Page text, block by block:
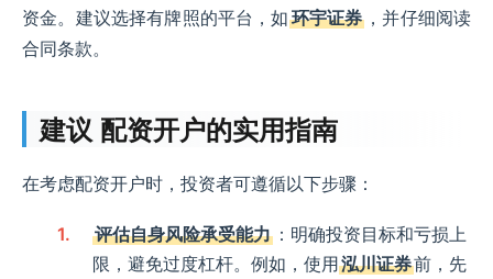
资金。建议选择有牌照的平台，如环宇证券 ，并仔细阅读
合同条款。
建议 配资开户的实用指南
在考虑配资开户时，投资者可遵循以下步骤：
评估自身风险承受能力 ：明确投资目标和亏损上
限，避免过度杠杆。例如，使用泓川证券前，先